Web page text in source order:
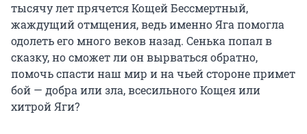
тысячу лет прячется Кощей Бессмертный,
жаждущий отмщения, ведь именно Яга помогла
одолеть его много веков назад. Сенька попал в
сказку, но сможет ли он вырваться обратно,
помочь спасти наш мир и на чьей стороне примет
бой — добра или зла, всесильного Кощея или
хитрой Яги?